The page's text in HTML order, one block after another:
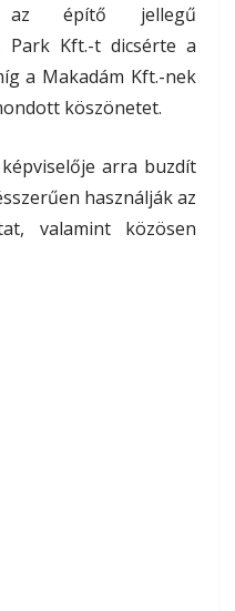
az építő jellegű
Park Kft.-t dicsérte a
a Makadám Kft.-nek
köszönetet.
arra buzdít
használják az
valamint közösen